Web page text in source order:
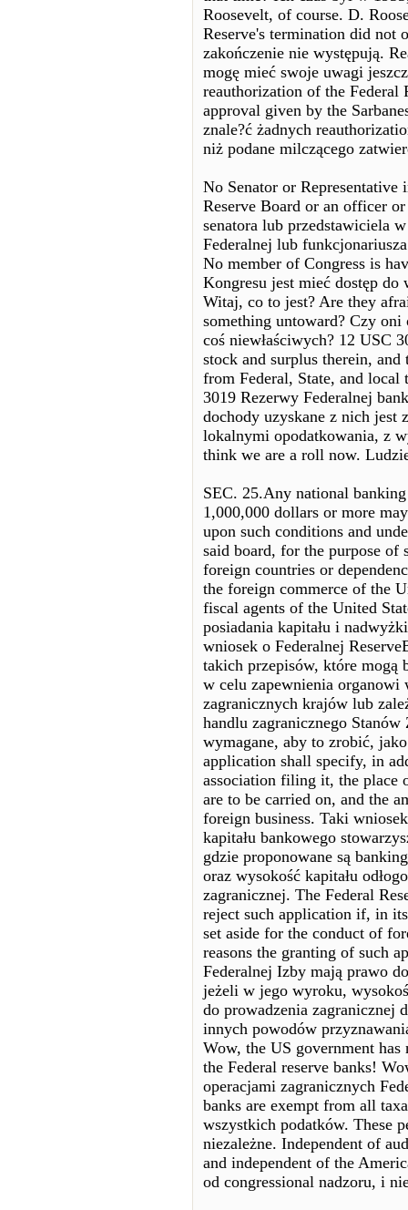
Roosevelt, of course. D.
Reserve's termination did not
zakończenie nie występują.
mogę mieć swoje uwagi
reauthorization of the Federal
approval given by the
znale?ć żadnych
niż podane milczącego
No Senator or Representative
Reserve Board or an officer
senatora lub przedstawiciela
Federalnej lub
No member of Congress is
Kongresu jest mieć dostęp
Witaj, co to jest? Are they
something untoward? Czy
coś niewłaściwych? 12 USC
stock and surplus therein,
from Federal, State, and local
3019 Rezerwy Federalnej
dochody uzyskane z nich
lokalnymi opodatkowania, z
think we are a roll now.
SEC. 25.Any national
1,000,000 dollars or more
upon such conditions and
said board, for the purpose of
foreign countries or
the foreign commerce of the
fiscal agents of the United
posiadania kapitału i
wniosek o Federalnej
takich przepisów, które mogą
w celu zapewnienia organowi
zagranicznych krajów lub
handlu zagranicznego
wymagane, aby to zrobić,
application shall specify, in
association filing it, the place
are to be carried on, and the
foreign business. Taki
kapitału bankowego
gdzie proponowane są
oraz wysokość kapitału
zagranicznej. The Federal
reject such application if, in
set aside for the conduct of
reasons the granting of such
Federalnej Izby mają prawo
jeżeli w jego wyroku,
do prowadzenia zagranicznej
innych powodów
Wow, the US government
the Federal reserve banks!
operacjami zagranicznych
banks are exempt from all
wszystkich podatków. These
niezależne. Independent of
and independent of the
od congressional nadzoru, i